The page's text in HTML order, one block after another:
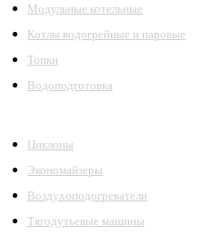
Модульные котельные
Котлы водогрейные и паровые
Топки
Водоподготовка
Циклоны
Экономайзеры
Воздухоподогреватели
Тягодутьевые машины